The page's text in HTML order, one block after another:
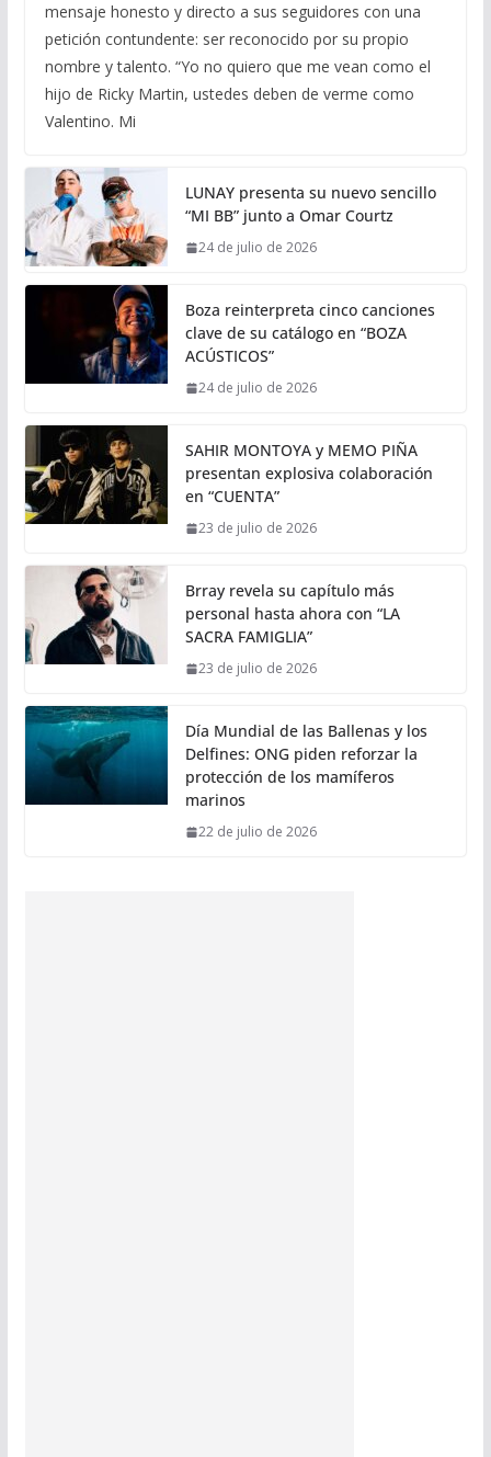
mensaje honesto y directo a sus seguidores con una
petición contundente: ser reconocido por su propio
nombre y talento. “Yo no quiero que me vean como el
hijo de Ricky Martin, ustedes deben de verme como
Valentino. Mi
LUNAY presenta su nuevo sencillo
“MI BB” junto a Omar Courtz
24 de julio de 2026
Boza reinterpreta cinco canciones
clave de su catálogo en “BOZA
ACÚSTICOS”
24 de julio de 2026
SAHIR MONTOYA y MEMO PIÑA
presentan explosiva colaboración
en “CUENTA”
23 de julio de 2026
Brray revela su capítulo más
personal hasta ahora con “LA
SACRA FAMIGLIA”
23 de julio de 2026
Día Mundial de las Ballenas y los
Delfines: ONG piden reforzar la
protección de los mamíferos
marinos
22 de julio de 2026